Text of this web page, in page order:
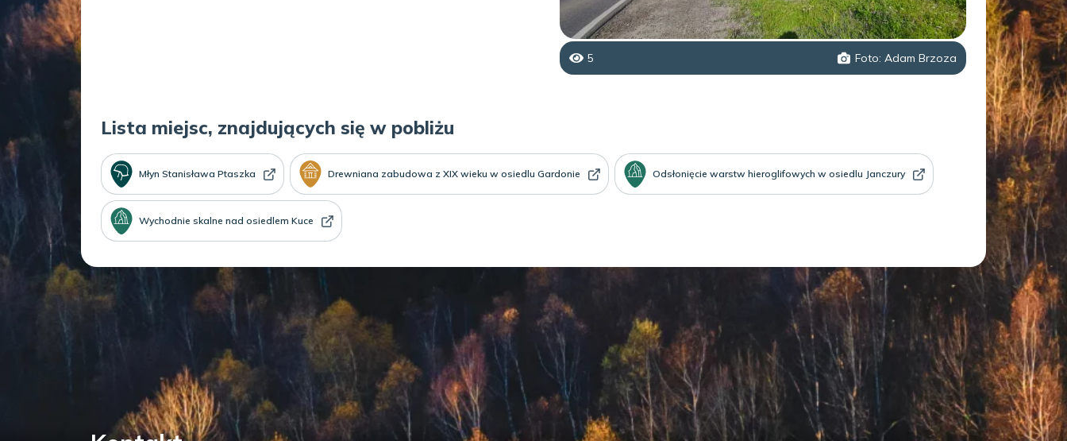
5 Foto: Adam Brzoza
Lista miejsc, znajdujących się w pobliżu
Młyn Stanisława Ptaszka Drewniana zabudowa z XIX wieku w osiedlu Gardonie Odsłonięcie warstw hieroglifowych w osiedlu Janczury
Wychodnie skalne nad osiedlem Kuce